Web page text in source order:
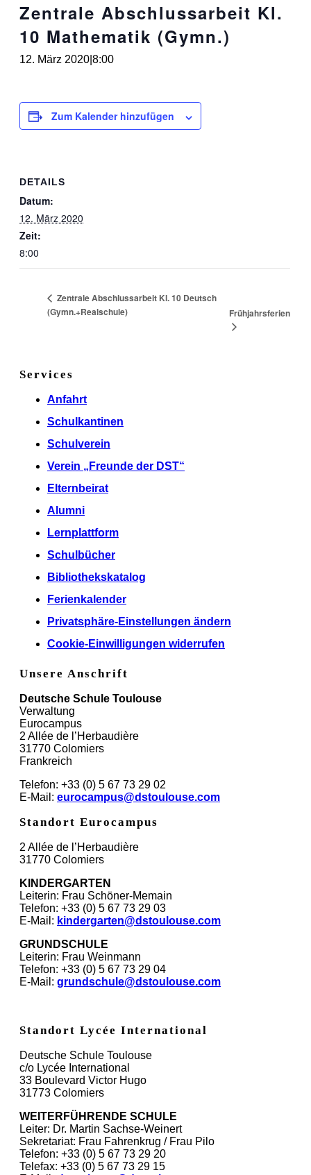
Zentrale Abschlussarbeit Kl.
10 Mathematik (Gymn.)
12. März 2020|8:00
Zum Kalender hinzufügen
DETAILS
Datum:
12. März 2020
Zeit:
8:00
Zentrale Abschlussarbeit Kl. 10 Deutsch
(Gymn.+Realschule)
Frühjahrsferien
Services
Anfahrt
Schulkantinen
Schulverein
Verein „Freunde der DST“
Elternbeirat
Alumni
Lernplattform
Schulbücher
Bibliothekskatalog
Ferienkalender
Privatsphäre-Einstellungen ändern
Cookie-Einwilligungen widerrufen
Unsere Anschrift
Deutsche Schule Toulouse
Verwaltung
Eurocampus
2 Allée de l’Herbaudière
31770 Colomiers
Frankreich
Telefon: +33 (0) 5 67 73 29 02
E-Mail: eurocampus@dstoulouse.com
Standort Eurocampus
2 Allée de l’Herbaudière
31770 Colomiers
KINDERGARTEN
Leiterin: Frau Schöner-Memain
Telefon: +33 (0) 5 67 73 29 03
E-Mail: kindergarten@dstoulouse.com
GRUNDSCHULE
Leiterin: Frau Weinmann
Telefon: +33 (0) 5 67 73 29 04
E-Mail: grundschule@dstoulouse.com
Standort Lycée International
Deutsche Schule Toulouse
c/o Lycée International
33 Boulevard Victor Hugo
31773 Colomiers
WEITERFÜHRENDE SCHULE
Leiter: Dr. Martin Sachse-Weinert
Sekretariat: Frau Fahrenkrug / Frau Pilo
Telefon: +33 (0) 5 67 73 29 20
Telefax: +33 (0) 5 67 73 29 15